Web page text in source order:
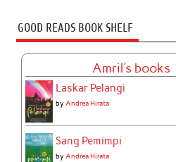
GOOD READS BOOK SHELF
Amril's books
Laskar Pelangi
byAndrea Hirata
Sang Pemimpi
byAndrea Hirata